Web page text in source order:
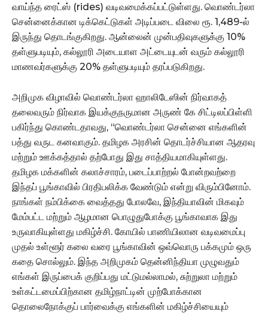
வாய்ந்த ரைட்ஸ் (rides) வடிவமைக்கப்பட்டுள்ளது. வொண்டர்லா
சென்னைக்கான டிக்கெட்டுகள் அடிப்படை விலை ரூ. 1,489-ல்
இருந்து தொடங்குகிறது. ஆன்லைன் முன்பதிவுகளுக்கு 10%
தள்ளுபடியும், கல்லூரி அடையாள அட்டையுடன் வரும் கல்லூரி
மாணவர்களுக்கு 20% தள்ளுபடியும் தரப்படுகிறது.
அறிமுக விழாவில் வொண்டர்லா ஹாலிடேஸின் நிர்வாகத்
தலைவரும் நிர்வாக இயக்குநருமான அருண் கே சிட்டிலப்பிள்ளி
பகிர்ந்து கொண்டதாவது, “வொண்டர்லா சென்னை எங்களின்
பத்து வருட கனவாகும். தமிழக அரசின் தொடர்ச்சியான ஆதரவு
மற்றும் ஊக்கத்தால் தற்போது இது சாத்தியமாகியுள்ளது.
தமிழக மக்களின் கலாச்சாரம், படைப்பாற்றல் போன்றவற்றை
இந்தப் பூங்காவில் பிரதிபலிக்க வேண்டும் என்று விரும்பினோம்.
நாங்கள் நம்பிக்கை வைத்தது போலவே, இந்தியாவின் மிகவும்
மேம்பட்ட மற்றும் ஆழமான பொழுதுபோக்கு பூங்காவாக இது
உருவாகியுள்ளது மகிழ்ச்சி. கோயில் பாணியிலான வடிவமைப்பு
முதல் உள்ளூர் கலை வரை பூங்காவின் ஒவ்வொரு பக்கமும் ஒரு
கதை சொல்லும். இந்த அறிமுகம் தென்னிந்தியா முழுவதும்
எங்கள் இருப்பைக் குறிப்பது மட்டுமல்லாமல், சுற்றுலா மற்றும்
உள்கட்டமைப்பிற்கான தமிழ்நாட்டின் முற்போக்கான
தொலைநோக்குப் பார்வைக்கு எங்களின் மகிழ்ச்சியையும்